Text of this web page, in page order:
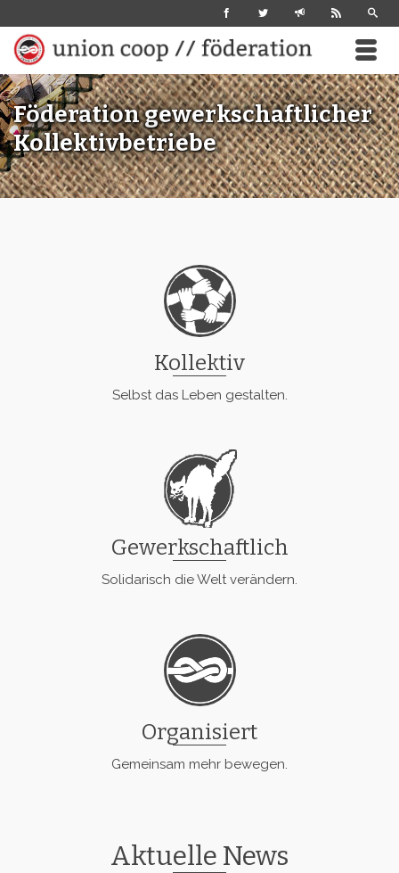
Föderation gewerkschaftlicher
Kollektivbetriebe
Kollektiv
Selbst das Leben gestalten.
Gewerkschaftlich
Solidarisch die Welt verändern.
Organisiert
Gemeinsam mehr bewegen.
Aktuelle News